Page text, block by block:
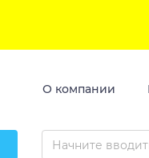
О компании